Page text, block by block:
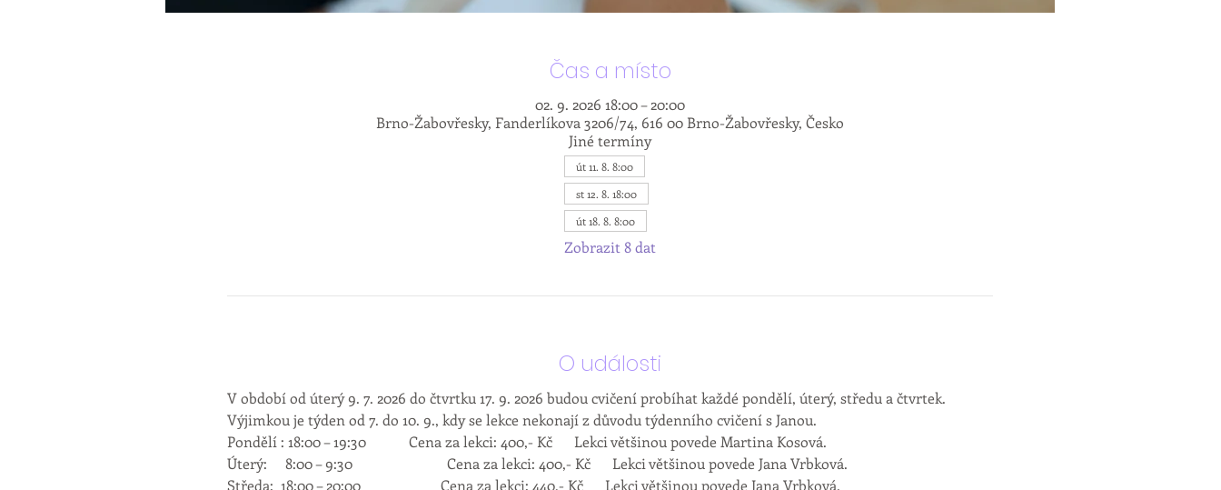
Čas a místo
02. 9. 2026 18:00 – 20:00
Brno-Žabovřesky, Fanderlíkova 3206/74, 616 00 Brno-Žabovřesky, Česko
Jiné termíny
út 11. 8. 8:00
st 12. 8. 18:00
út 18. 8. 8:00
Zobrazit 8 dat
O události
V období od úterý 9. 7. 2026 do čtvrtku 17. 9. 2026 budou cvičení probíhat každé pondělí, úterý, středu a čtvrtek.
Výjimkou je týden od 7. do 10. 9., kdy se lekce nekonají z důvodu týdenního cvičení s Janou.
Pondělí : 18:00 – 19:30          	Cena za lekci: 400,- Kč      Lekci většinou povede Martina Kosová.
Úterý:     8:00 – 9:30                          Cena za lekci: 400,- Kč      Lekci většinou povede Jana Vrbková.
Středa:  18:00 – 20:00                      Cena za lekci: 440,- Kč      Lekci většinou povede Jana Vrbková.